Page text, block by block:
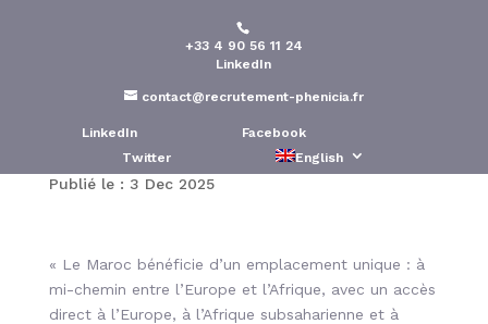
+33 4 90 56 11 24
LinkedIn
contact@recrutement-phenicia.fr
LinkedIn
Facebook
Twitter
English
Le Maroc : un hub pour
recruter vers l’Afrique
francophone
Publié le : 3 Dec 2025
« Le Maroc bénéficie d’un emplacement unique : à
mi-chemin entre l’Europe et l’Afrique, avec un accès
direct à l’Europe, à l’Afrique subsaharienne et à